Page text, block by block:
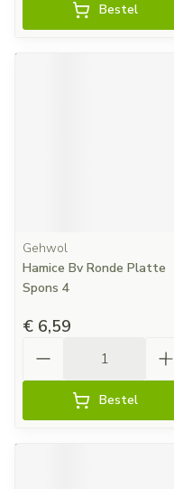
Bestel
Gehwol
Hamice Bv Ronde Platte
Spons 4
€ 6,59
Bestel